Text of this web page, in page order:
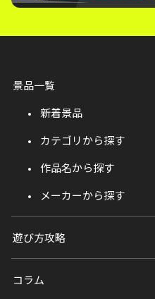
景品一覧
新着景品
カテゴリから探す
作品名から探す
メーカーから探す
遊び方攻略
コラム